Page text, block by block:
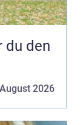
du den
2026